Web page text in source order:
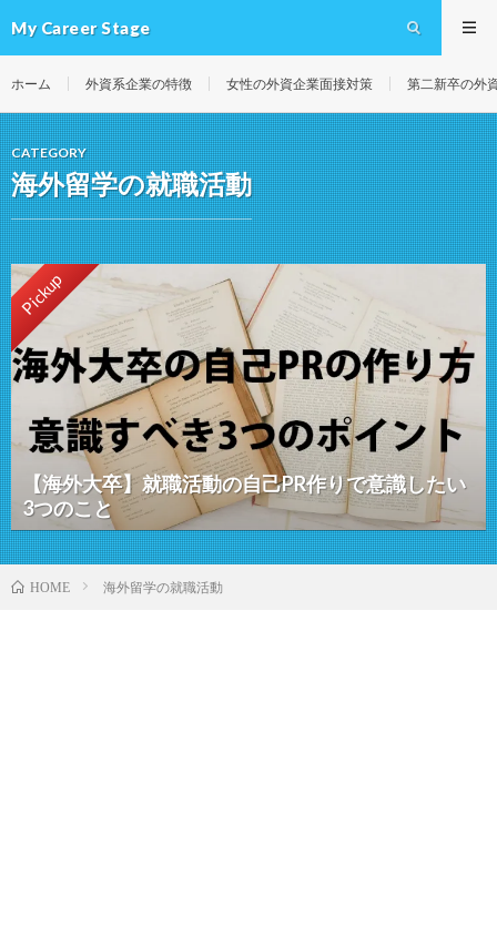
My Career Stage
ホーム 外資系企業の特徴 女性の外資企業面接対策 第二新卒の外
CATEGORY
海外留学の就職活動
Pickup
【海外大卒】就職活動の自己PR作りで意識したい
3つのこと
HOME 海外留学の就職活動